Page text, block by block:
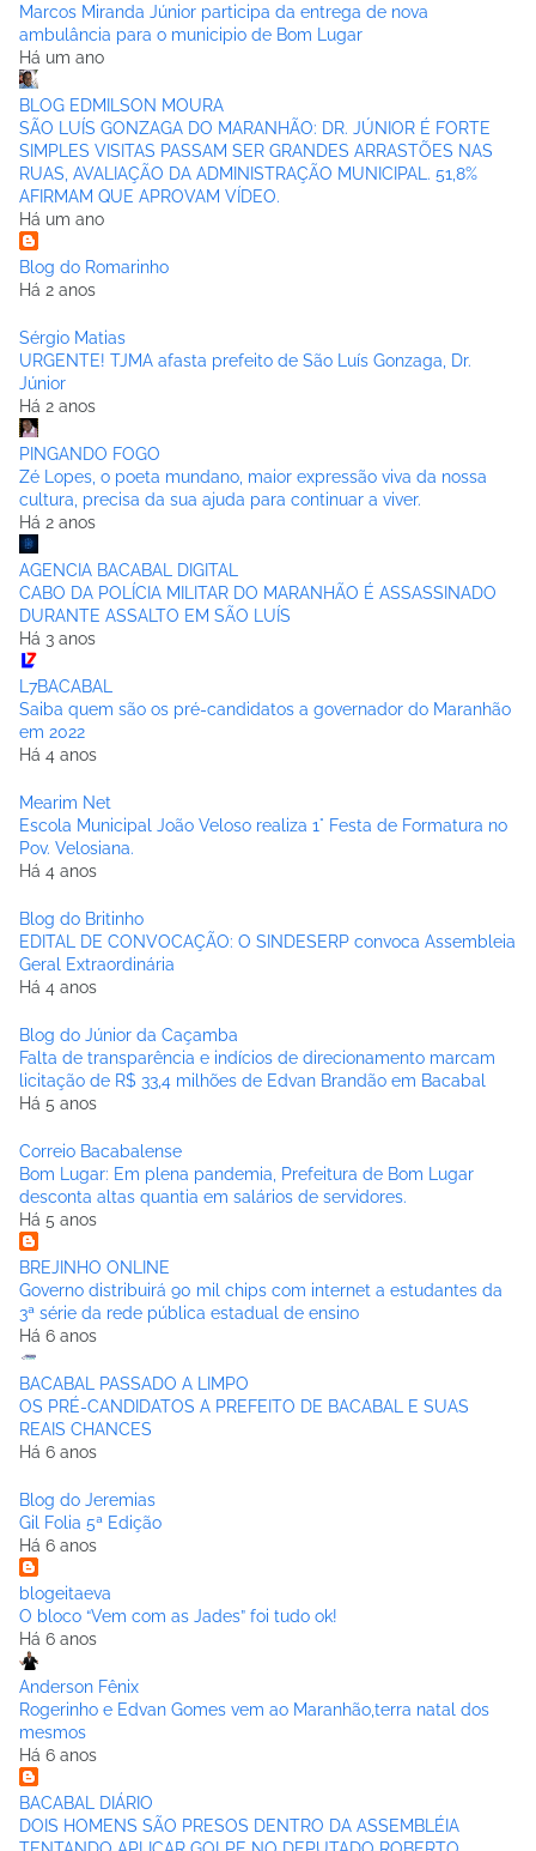
Marcos Miranda Júnior participa da entrega de nova
ambulância para o municipio de Bom Lugar
Há um ano
BLOG EDMILSON MOURA
SÃO LUÍS GONZAGA DO MARANHÃO: DR. JÚNIOR É FORTE
SIMPLES VISITAS PASSAM SER GRANDES ARRASTÕES NAS
RUAS, AVALIAÇÃO DA ADMINISTRAÇÃO MUNICIPAL. 51,8%
AFIRMAM QUE APROVAM VÍDEO.
Há um ano
Blog do Romarinho
Há 2 anos
Sérgio Matias
URGENTE! TJMA afasta prefeito de São Luís Gonzaga, Dr.
Júnior
Há 2 anos
PINGANDO FOGO
Zé Lopes, o poeta mundano, maior expressão viva da nossa
cultura, precisa da sua ajuda para continuar a viver.
Há 2 anos
AGENCIA BACABAL DIGITAL
CABO DA POLÍCIA MILITAR DO MARANHÃO É ASSASSINADO
DURANTE ASSALTO EM SÃO LUÍS
Há 3 anos
L7BACABAL
Saiba quem são os pré-candidatos a governador do Maranhão
em 2022
Há 4 anos
Mearim Net
Escola Municipal João Veloso realiza 1° Festa de Formatura no
Pov. Velosiana.
Há 4 anos
Blog do Britinho
EDITAL DE CONVOCAÇÃO: O SINDESERP convoca Assembleia
Geral Extraordinária
Há 4 anos
Blog do Júnior da Caçamba
Falta de transparência e indícios de direcionamento marcam
licitação de R$ 33,4 milhões de Edvan Brandão em Bacabal
Há 5 anos
Correio Bacabalense
Bom Lugar: Em plena pandemia, Prefeitura de Bom Lugar
desconta altas quantia em salários de servidores.
Há 5 anos
BREJINHO ONLINE
Governo distribuirá 90 mil chips com internet a estudantes da
3ª série da rede pública estadual de ensino
Há 6 anos
BACABAL PASSADO A LIMPO
OS PRÉ-CANDIDATOS A PREFEITO DE BACABAL E SUAS
REAIS CHANCES
Há 6 anos
Blog do Jeremias
Gil Folia 5ª Edição
Há 6 anos
blogeitaeva
O bloco “Vem com as Jades” foi tudo ok!
Há 6 anos
Anderson Fênix
Rogerinho e Edvan Gomes vem ao Maranhão,terra natal dos
mesmos
Há 6 anos
BACABAL DIÁRIO
DOIS HOMENS SÃO PRESOS DENTRO DA ASSEMBLÉIA